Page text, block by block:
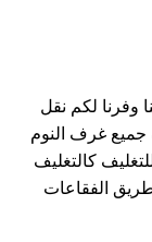
لكم نقل
جميع غرف النوم
كالتغليف
طريق الفقاعات